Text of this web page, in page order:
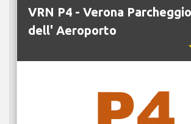
VRN P4 - Verona
dell' Aeroporto